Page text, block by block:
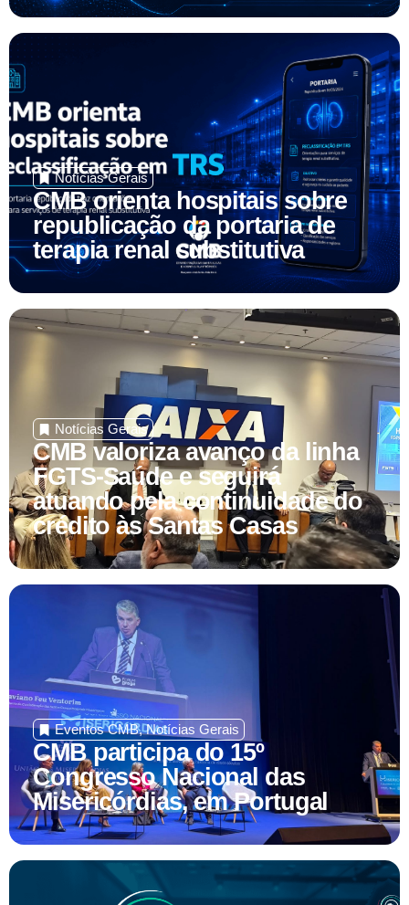
Notícias Gerais
CMB orienta hospitais sobre
republicação da portaria de
terapia renal substitutiva
Notícias Gerais
CMB valoriza avanço da linha
FGTS-Saúde e seguirá
atuando pela continuidade do
crédito às Santas Casas
Eventos CMB,Notícias Gerais
CMB participa do 15º
Congresso Nacional das
Misericórdias, em Portugal